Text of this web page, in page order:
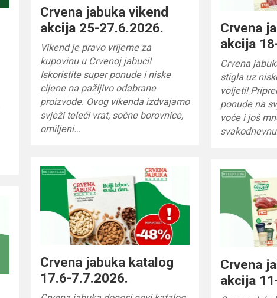
Crvena jabuka vikend
akcija 25-27.6.2026.
Vikend je pravo vrijeme za
kupovinu u Crvenoj jabuci!
Iskoristite super ponude i niske
cijene na pažljivo odabrane
proizvode. Ovog vikenda izdvajamo
svježi teleći vrat, sočne borovnice,
omiljeni…
Crvena
akcija
Crvena
stigla uz
voljeti!
ponude na
voće i još
Crvena jabuka katalog
17.6-7.7.2026.
Crvena
akcija